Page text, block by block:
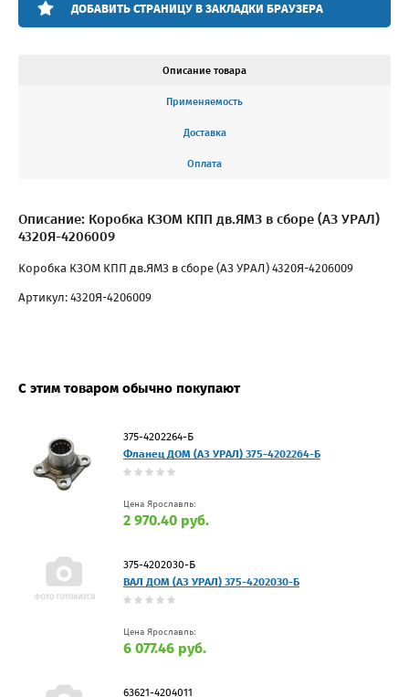
ДОБАВИТЬ СТРАНИЦУ В ЗАКЛАДКИ БРАУЗЕРА
Описание товара
Применяемость
Доставка
Оплата
Описание: Коробка КЗОМ КПП дв.ЯМЗ в сборе (АЗ УРАЛ)
4320Я-4206009
Коробка КЗОМ КПП дв.ЯМЗ в сборе (АЗ УРАЛ) 4320Я-4206009
Артикул: 4320Я-4206009
С этим товаром обычно покупают
375-4202264-Б
Фланец ДОМ (АЗ УРАЛ) 375-4202264-Б
Цена Ярославль:
2 970.40 руб.
375-4202030-Б
ВАЛ ДОМ (АЗ УРАЛ) 375-4202030-Б
Цена Ярославль:
6 077.46 руб.
63621-4204011